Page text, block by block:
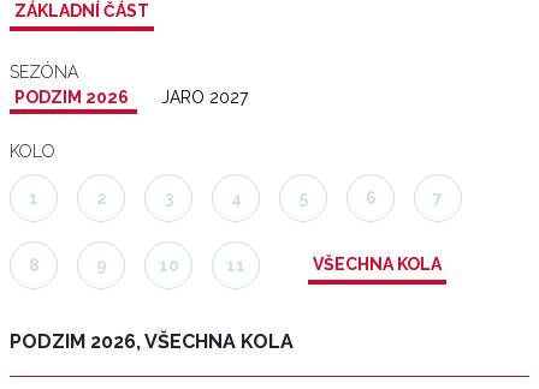
ZÁKLADNÍ ČÁST
SEZÓNA
PODZIM 2026
JARO 2027
KOLO
1 2 3 4 5 6 7
8 9 10 11 VŠECHNA KOLA
PODZIM 2026, VŠECHNA KOLA